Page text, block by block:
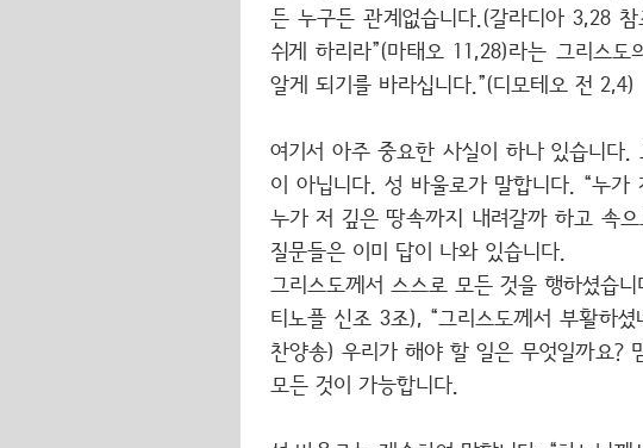
든 누구든 관계없습니다.(갈라디아 3,28
쉬게 하리라”(마태오 11,28)라는 그리스
알게 되기를 바라십니다.”(디모테오 전 2,4)
여기서 아주 중요한 사실이 하나 있습니다
이 아닙니다. 성 바울로가 말합니다. “누
누가 저 깊은 땅속까지 내려갈까 하고 속
질문들은 이미 답이 나와 있습니다.
그리스도께서 스스로 모든 것을 행하셨습
티노플 신조 3조), “그리스도께서 부활하
찬양송) 우리가 해야 할 일은 무엇일까요?
모든 것이 가능합니다.